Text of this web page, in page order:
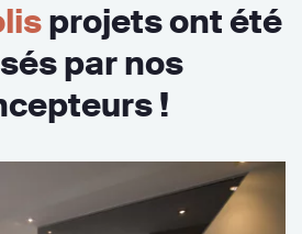
projets ont été
par nos
!